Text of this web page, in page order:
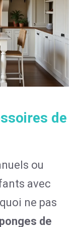
de
ou
avec
ne pas
de